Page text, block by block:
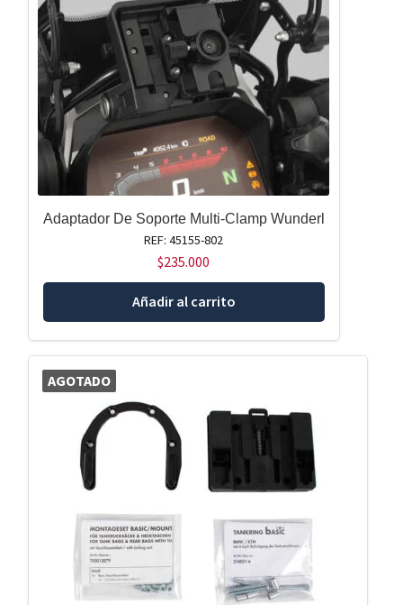
Adaptador De Soporte Multi-Clamp Wunderl
REF: 45155-802
$235.000
Añadir al carrito
AGOTADO